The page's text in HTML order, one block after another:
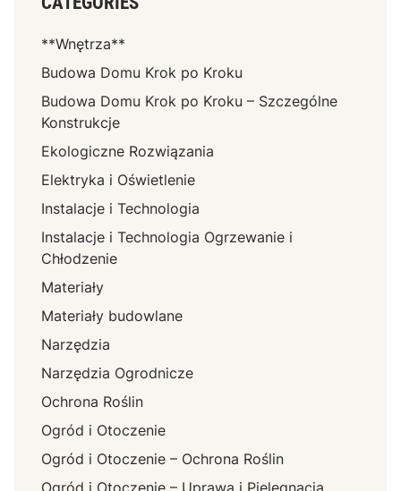
**Wnętrza**
Budowa Domu Krok po Kroku
Budowa Domu Krok po Kroku – Szczególne
Konstrukcje
Ekologiczne Rozwiązania
Elektryka i Oświetlenie
Instalacje i Technologia
Instalacje i Technologia Ogrzewanie i
Chłodzenie
Materiały
Materiały budowlane
Narzędzia
Narzędzia Ogrodnicze
Ochrona Roślin
Ogród i Otoczenie
Ogród i Otoczenie – Ochrona Roślin
Ogród i Otoczenie – Uprawa i Pielęgnacja